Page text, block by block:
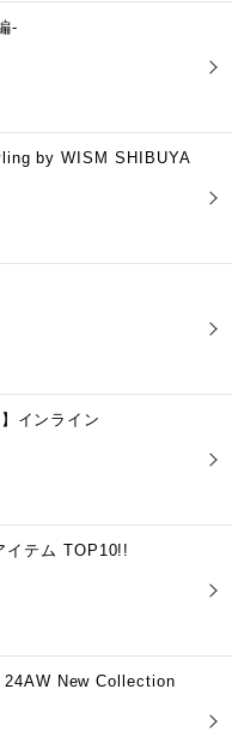
-
by WISM SHIBUYA
【 bal 】インライン
イテム TOP10!!
24AW New Collection